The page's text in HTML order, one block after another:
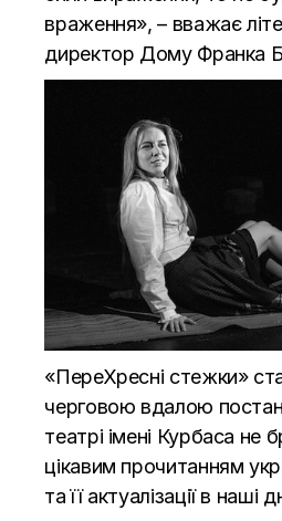
враження», – вважає
директор Дому Франка
«ПереХресні стежки»
черговою вдалою
театрі імені Курбаса не
цікавим прочитанням
та її актуалізації в наші